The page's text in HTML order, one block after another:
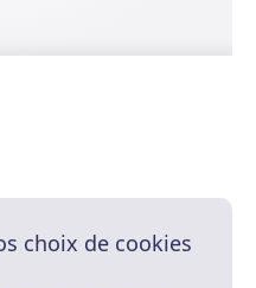
choix de cookies